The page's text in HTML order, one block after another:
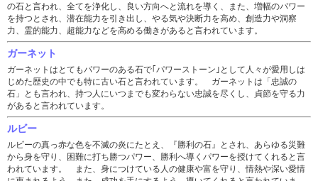
の石と言われ、全てを浄化し、良い方向へと流れを導く、また、増幅のパワー
を持つとされ、潜在能力を引き出し、やる気や決断力を高め、創造力や洞察
力、霊的能力、超能力などを高める働きがあると言われています。
ガーネット
ガーネットはとてもパワーのある石で｢パワーストーン｣として人々が愛用しは
じめた歴史の中でも特に古い石と言われています。 ガーネットは「忠誠の
石」とも言われ、持つ人にいつまでも変わらない忠誠を尽くし、貞節を守る力
があると言われています。
ルビー
ルビーの真っ赤な色を不滅の炎にたとえ、『勝利の石』とされ、あらゆる災難
から身を守り、困難に打ち勝つパワー、勝利へ導くパワーを授けてくれると言
われています。 また、身につけている人の健康や富を守り、情熱や深い愛情